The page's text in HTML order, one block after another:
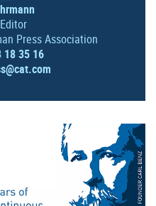
Press Association
18 35 16